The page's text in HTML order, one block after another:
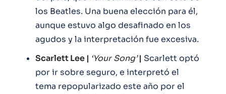
los Beatles. Una buena elección para él,
aunque estuvo algo desafinado en los
agudos y la interpretación fue excesiva.
Scarlett Lee | ‘Your Song’| Scarlett optó
por ir sobre seguro, e interpretó el
tema repopularizado este año por el